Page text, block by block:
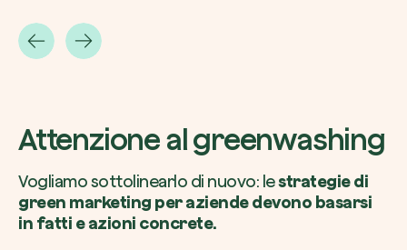
Attenzione al greenwashing
Vogliamo sottolinearlo di nuovo: lestrategie di
green marketing per aziende devono basarsi
in fatti e azioni concrete.